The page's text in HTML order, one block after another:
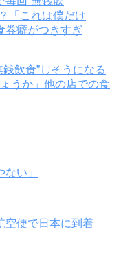
飲食”しそうになる
うか」他の店での食
い」
空便で日本に到着